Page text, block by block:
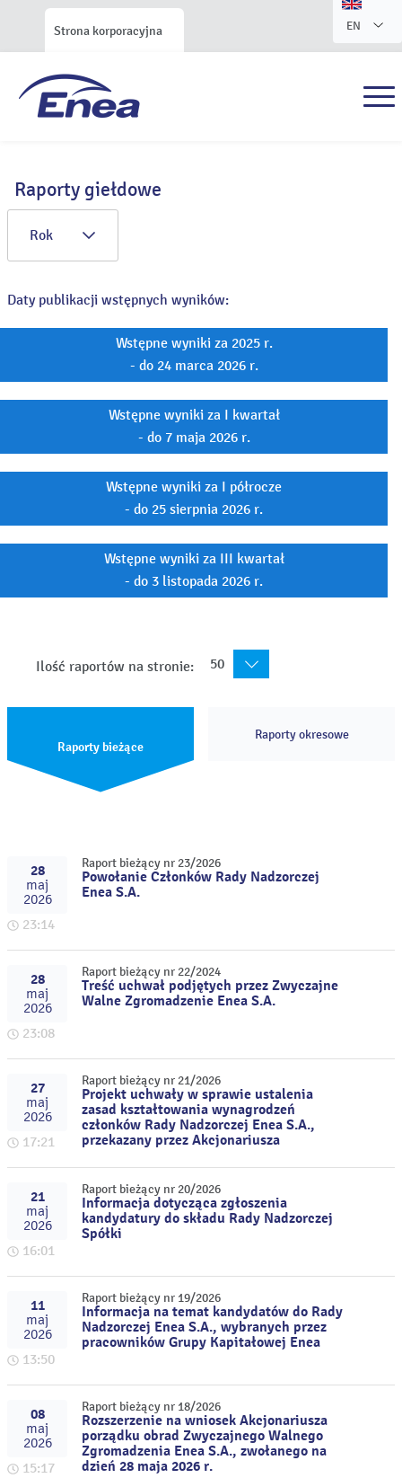
Strona korporacyjna EN
Raporty giełdowe
Rok
Daty publikacji wstępnych wyników:
Wstępne wyniki za 2025 r.
- do 24 marca 2026 r.
Wstępne wyniki za I kwartał
- do 7 maja 2026 r.
Wstępne wyniki za I półrocze
- do 25 sierpnia 2026 r.
Wstępne wyniki za III kwartał
- do 3 listopada 2026 r.
Ilość raportów na stronie: 50
Raporty bieżące
Raporty okresowe
28
maj
2026
23:14
Raport bieżący nr 23/2026
Powołanie Członków Rady Nadzorczej
Enea S.A.
28
maj
2026
23:08
Raport bieżący nr 22/2024
Treść uchwał podjętych przez Zwyczajne
Walne Zgromadzenie Enea S.A.
27
maj
2026
17:21
Raport bieżący nr 21/2026
Projekt uchwały w sprawie ustalenia
zasad kształtowania wynagrodzeń
członków Rady Nadzorczej Enea S.A.,
przekazany przez Akcjonariusza
21
maj
2026
16:01
Raport bieżący nr 20/2026
Informacja dotycząca zgłoszenia
kandydatury do składu Rady Nadzorczej
Spółki
11
maj
2026
13:50
Raport bieżący nr 19/2026
Informacja na temat kandydatów do Rady
Nadzorczej Enea S.A., wybranych przez
pracowników Grupy Kapitałowej Enea
08
maj
2026
15:17
Raport bieżący nr 18/2026
Rozszerzenie na wniosek Akcjonariusza
porządku obrad Zwyczajnego Walnego
Zgromadzenia Enea S.A., zwołanego na
dzień 28 maja 2026 r.